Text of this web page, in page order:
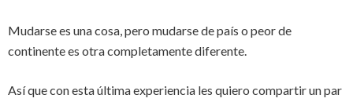
Mudarse es una cosa, pero mudarse de país o peor de
continente es otra completamente diferente.
Así que con esta última experiencia les quiero compartir un par